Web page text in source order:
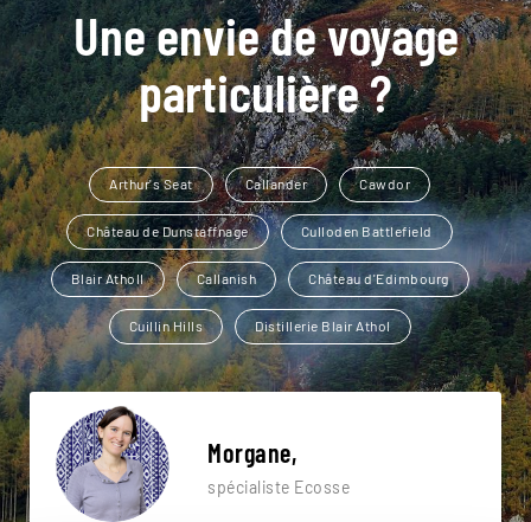
Une envie de voyage
particulière ?
Arthur's Seat Callander Cawdor
Château de Dunstaffnage Culloden Battlefield
Blair Atholl Callanish Château d'Edimbourg
Cuillin Hills Distillerie Blair Athol
Morgane,
spécialiste Ecosse